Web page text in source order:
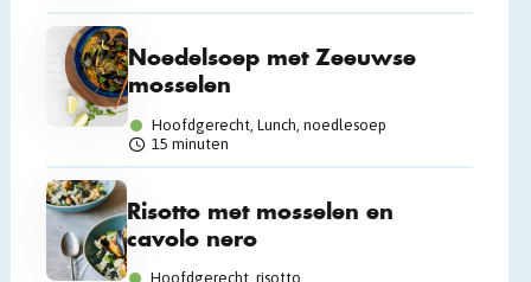
Noedelsoep met Zeeuwse
mosselen
Hoofdgerecht, Lunch, noedlesoep
15 minuten
Risotto met mosselen en
cavolo nero
Hoofdgerecht, risotto